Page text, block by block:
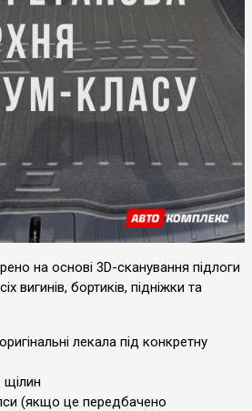
на основі 3D-сканування підлоги
вигинів, бортиків, підніжки та
лекала під конкретну
щілин
(якщо це передбачено